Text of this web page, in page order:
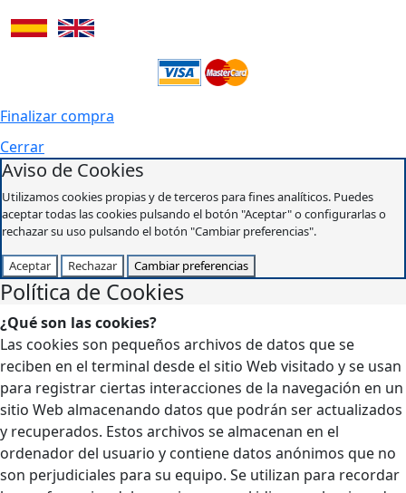
Finalizar compra
Cerrar
Aviso de Cookies
Utilizamos cookies propias y de terceros para fines analíticos. Puedes
aceptar todas las cookies pulsando el botón "Aceptar" o configurarlas o
rechazar su uso pulsando el botón "Cambiar preferencias".
Aceptar Rechazar Cambiar preferencias
Política de Cookies
¿Qué son las cookies?
Las cookies son pequeños archivos de datos que se
reciben en el terminal desde el sitio Web visitado y se usan
para registrar ciertas interacciones de la navegación en un
sitio Web almacenando datos que podrán ser actualizados
y recuperados. Estos archivos se almacenan en el
ordenador del usuario y contiene datos anónimos que no
son perjudiciales para su equipo. Se utilizan para recordar